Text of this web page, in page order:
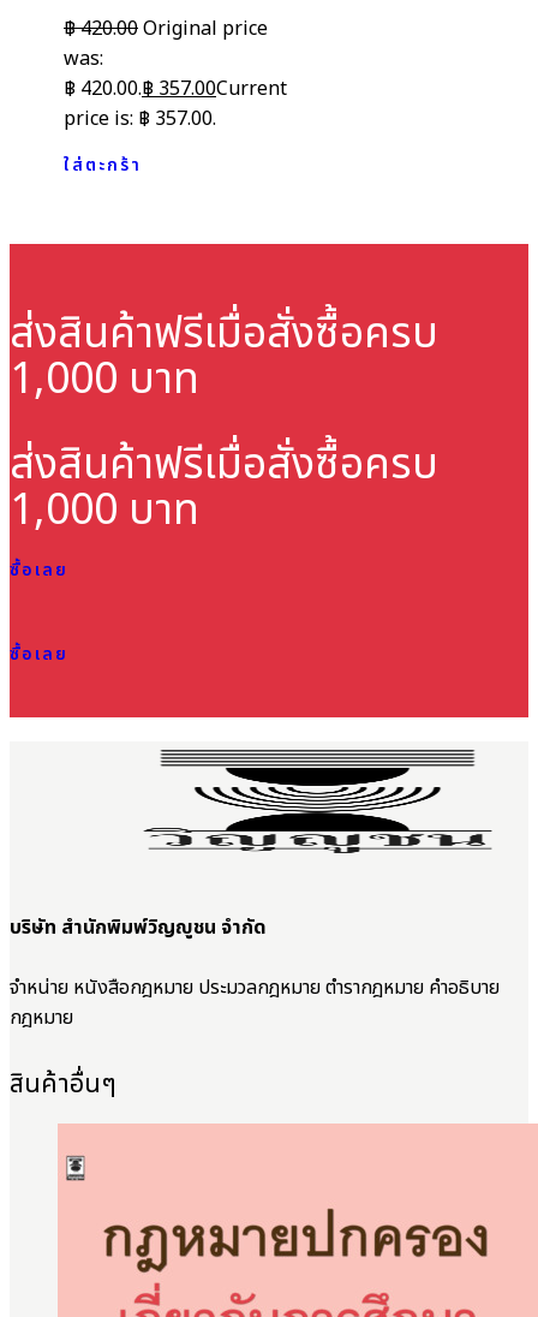
฿420.00Original price
was:
฿ 420.00.฿357.00Current
price is: ฿ 357.00.
ใส่ตะกร้า
ส่งสินค้าฟรีเมื่อสั่งซื้อครบ
1,000 บาท
ส่งสินค้าฟรีเมื่อสั่งซื้อครบ
1,000 บาท
ซื้อเลย
ซื้อเลย
บริษัท สำนักพิมพ์วิญญูชน จำกัด
จำหน่าย หนังสือกฎหมาย ประมวลกฎหมาย ตำรากฎหมาย คำอธิบาย
กฎหมาย
สินค้าอื่นๆ